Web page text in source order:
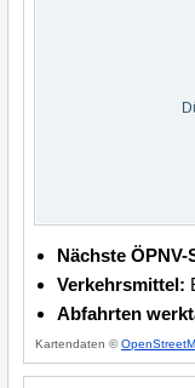
Nächste ÖPNV-
Verkehrsmittel:
Abfahrten
Kartendaten ©